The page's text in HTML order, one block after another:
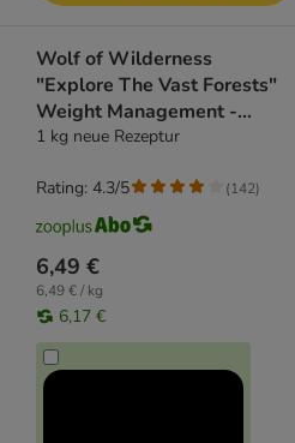
Wolf of Wilderness
"Explore The Vast Forests"
Weight Management -
getreidefrei
1 kg neue Rezeptur
6,49 €
6,49 € / kg
6,17 €
Rating: 4.3/5 (142)